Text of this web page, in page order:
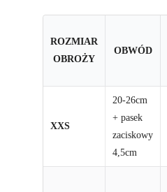
ROZMIAR
OBROŻY
OBWÓD
XXS
20-26cm
+ pasek
zaciskowy
4,5cm